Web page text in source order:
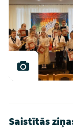
Saistītās